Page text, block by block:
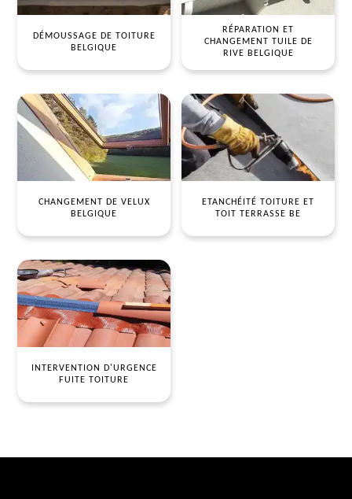
DÉMOUSSAGE DE TOITURE
BELGIQUE
RÉPARATION ET
CHANGEMENT TUILE DE
RIVE BELGIQUE
CHANGEMENT DE VELUX
BELGIQUE
ETANCHÉITÉ TOITURE ET
TOIT TERRASSE BE
INTERVENTION D'URGENCE
FUITE TOITURE